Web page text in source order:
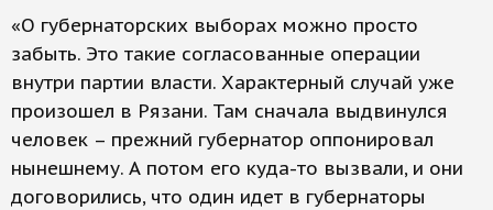
«О губернаторских выборах можно просто
забыть. Это такие согласованные операции
внутри партии власти. Характерный случай уже
произошел в Рязани. Там сначала выдвинулся
человек – прежний губернатор оппонировал
нынешнему. А потом его куда-то вызвали, и они
договорились, что один идет в губернаторы